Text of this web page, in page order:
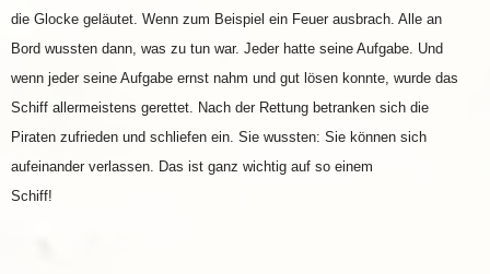
die Glocke geläutet. Wenn zum Beispiel ein Feuer ausbrach. Alle an
Bord wussten dann, was zu tun war. Jeder hatte seine Aufgabe. Und
wenn jeder seine Aufgabe ernst nahm und gut lösen konnte, wurde das
Schiff allermeistens gerettet. Nach der Rettung betranken sich die
Piraten zufrieden und schliefen ein. Sie wussten: Sie können sich
aufeinander verlassen. Das ist ganz wichtig auf so einem
Schiff!